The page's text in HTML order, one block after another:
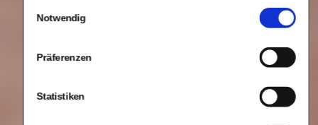
Notwendig
Präferenzen
Statistiken